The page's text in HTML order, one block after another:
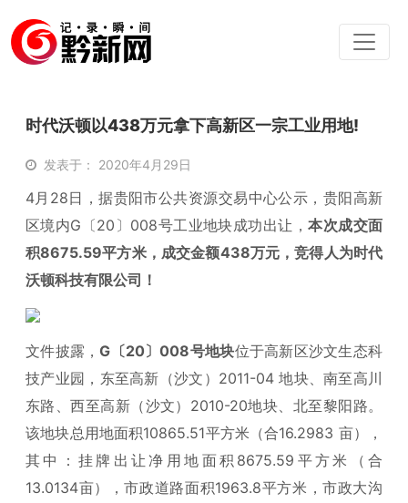
时代沃顿以438万元拿下高新区一宗工业用地!
发表于： 2020年4月29日
4月28日，据贵阳市公共资源交易中心公示，贵阳高新
区境内G〔20〕008号工业地块成功出让，本次成交面
积8675.59平方米，成交金额438万元，竞得人为时代
沃顿科技有限公司！
文件披露，G〔20〕008号地块位于高新区沙文生态科
技产业园，东至高新（沙文）2011-04 地块、南至高川
东路、西至高新（沙文）2010-20地块、北至黎阳路。
该地块总用地面积10865.51平方米（合16.2983 亩），
其中：挂牌出让净用地面积8675.59平方米（合
13.0134亩），市政道路面积1963.8平方米，市政大沟